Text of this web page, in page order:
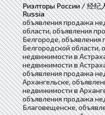
Риэлторы России / 经纪
Russia
объявления продажа
области, объявления
Белгороде,
Белгородской области,
недвижимости в
недвижимости в
объявления продажа
Архангельске,
недвижимости в
объявления продажа
Благовещенске,